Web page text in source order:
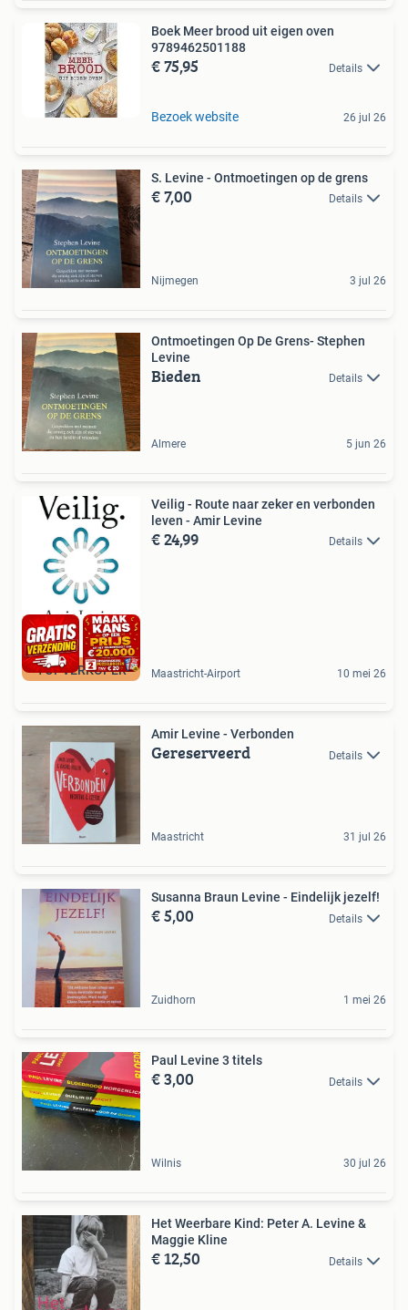
Boek Meer brood uit eigen oven
9789462501188
€ 75,95 Details
Bezoek website 26 jul 26
S. Levine - Ontmoetingen op de grens
€ 7,00 Details
Nijmegen 3 jul 26
Ontmoetingen Op De Grens- Stephen
Levine
Bieden Details
Almere 5 jun 26
TOPVERKOPER
Veilig - Route naar zeker en verbonden
leven - Amir Levine
€ 24,99 Details
Maastricht-Airport 10 mei 26
Amir Levine - Verbonden
Gereserveerd Details
Maastricht 31 jul 26
Susanna Braun Levine - Eindelijk jezelf!
€ 5,00 Details
Zuidhorn 1 mei 26
Paul Levine 3 titels
€ 3,00 Details
Wilnis 30 jul 26
Het Weerbare Kind: Peter A. Levine &
Maggie Kline
€ 12,50 Details